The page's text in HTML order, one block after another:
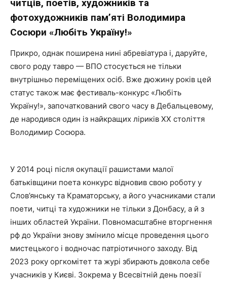
читців, поетів, художників та
фотохудожників пам’яті Володимира
Сосюри «Любіть Україну!»
Прикро, однак поширена нині абревіатура і, даруйте,
свого роду тавро — ВПО стосується не тільки
внутрішньо переміщених осіб. Вже дюжину років цей
статус також має фестиваль-конкурс «Любіть
Україну!», започаткований свого часу в Дебальцевому,
де народився один із найкращих ліриків ХХ століття
Володимир Сосюра.
У 2014 році після окупації рашистами малої
батьківщини поета конкурс відновив свою роботу у
Слов’янську та Краматорську, а його учасниками стали
поети, читці та художники не тільки з Донбасу, а й з
інших областей України. Повномасштабне вторгнення
рф до України знову змінило місце проведення цього
мистецького і водночас патріотичного заходу. Від
2023 року оргкомітет та журі збирають довкола себе
учасників у Києві. Зокрема у Всесвітній день поезії